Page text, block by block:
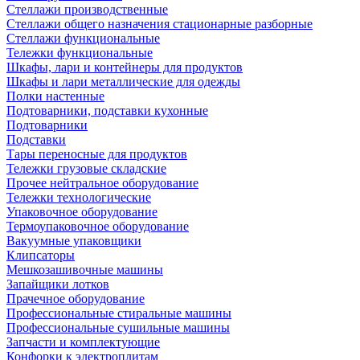
Стеллажи производственные
Стеллажи общего назначения стационарные разборные
Стеллажи функциональные
Тележки функциональные
Шкафы, лари и контейнеры для продуктов
Шкафы и лари металлические для одежды
Полки настенные
Подтоварники, подставки кухонные
Подтоварники
Подставки
Тары переносные для продуктов
Тележки грузовые складские
Прочее нейтральное оборудование
Тележки технологические
Упаковочное оборудование
Термоупаковочное оборудование
Вакуумные упаковщики
Клипсаторы
Мешкозашивочные машины
Запайщики лотков
Прачечное оборудование
Профессиональные стиральные машины
Профессиональные сушильные машины
Запчасти и комплектующие
Конфорки к электроплитам